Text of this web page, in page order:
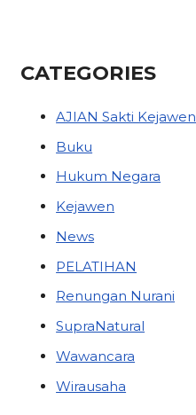
CATEGORIES
AJIAN Sakti Kejawen
Buku
Hukum Negara
Kejawen
News
PELATIHAN
Renungan Nurani
SupraNatural
Wawancara
Wirausaha